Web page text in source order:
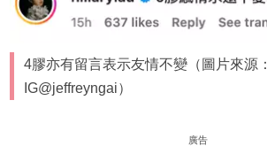
4膠亦有留言表示友情不變（圖片來源：
IG@jeffreyngai）
廣告